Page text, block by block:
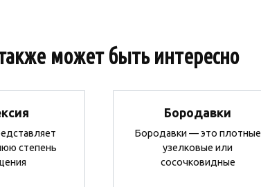
может быть интересно
степень
Бородавки
Бородавки — это плотные
узелковые или
сосочковидные